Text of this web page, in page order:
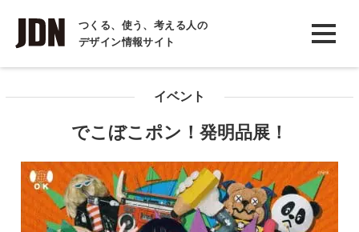
つくる、使う、考える人の
デザイン情報サイト
INTERVIEW
インタビュー
コラム
イベント
でこぼこポン！発明品展！